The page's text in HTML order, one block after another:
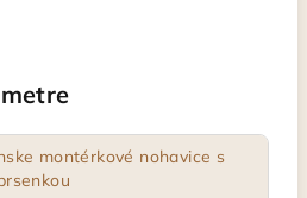
montérkové nohavice s